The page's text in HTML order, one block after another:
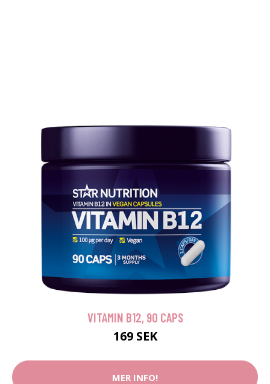
VITAMIN B12, 90 CAPS
169 SEK
MER INFO!